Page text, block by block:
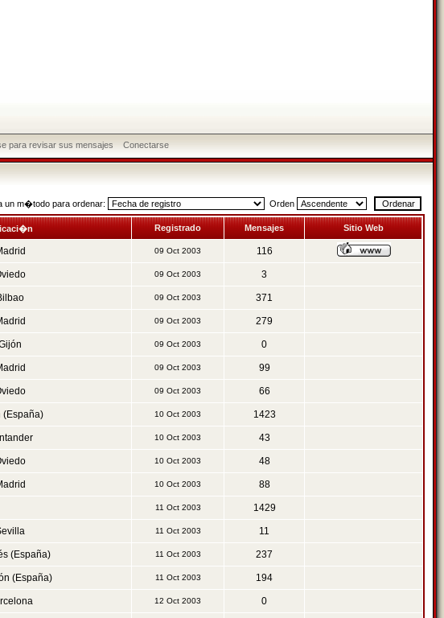
para revisar sus mensajes Conectarse
un m�todo para ordenar: Orden
Registrado Mensajes Sitio Web
09 Oct 2003 116
09 Oct 2003 3
09 Oct 2003 371
09 Oct 2003 279
09 Oct 2003 0
09 Oct 2003 99
09 Oct 2003 66
(España) 10 Oct 2003 1423
10 Oct 2003 43
10 Oct 2003 48
10 Oct 2003 88
11 Oct 2003 1429
11 Oct 2003 11
(España) 11 Oct 2003 237
(España) 11 Oct 2003 194
12 Oct 2003 0